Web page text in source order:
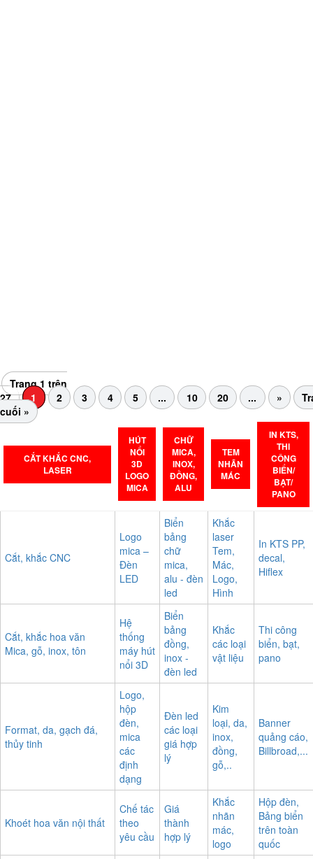
Trang 1 trên
27
1 2 3 4 5 ... 10 20 ... »
cuối »
CẮT KHẮC CNC,
LASER
HÚT
NỔI
3D
LOGO
MICA
CHỮ
MICA,
INOX,
ĐỒNG,
ALU
TEM
NHÃN
MÁC
IN KTS,
THI
CÔNG
BIỂN/
BẠT/
PANO
Cắt, khắc CNC
Logo
mica –
Đèn
LED
Biển
bảng
chữ
mica,
alu - đèn
led
Khắc
laser
Tem,
Mác,
Logo,
Hình
In KTS PP,
decal,
Hiflex
Cắt, khắc hoa văn
Mica, gỗ, inox, tôn
Hệ
thống
máy hút
nổi 3D
Biển
bảng
đồng,
inox -
đèn led
Khắc
các loại
vật liệu
Thi công
biển, bạt,
pano
Format, da, gạch đá,
thủy tinh
Logo,
hộp
đèn,
mica
các
định
dạng
Đèn led
các loại
giá hợp
lý
Kim
loại, da,
inox,
đồng,
gỗ,..
Banner
quảng cáo,
Billbroad,...
Khoét hoa văn nội thất
Chế tác
theo
yêu cầu
Giá
thành
hợp lý
Khắc
nhãn
mác,
logo
Hộp đèn,
Bảng biển
trên toàn
quốc